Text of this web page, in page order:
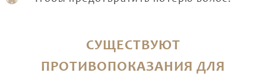
СУЩЕСТВУЮТ
ПРОТИВОПОКАЗАНИЯ ДЛЯ